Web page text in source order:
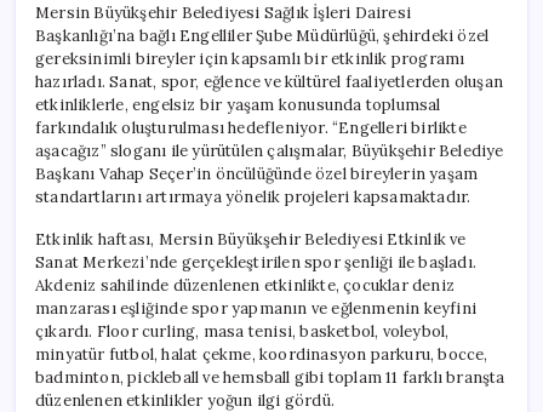
Mersin Büyükşehir Belediyesi Sağlık İşleri Dairesi
Başkanlığı’na bağlı Engelliler Şube Müdürlüğü, şehirdeki özel
gereksinimli bireyler için kapsamlı bir etkinlik programı
hazırladı. Sanat, spor, eğlence ve kültürel faaliyetlerden oluşan
etkinliklerle, engelsiz bir yaşam konusunda toplumsal
farkındalık oluşturulması hedefleniyor. “Engelleri birlikte
aşacağız” sloganı ile yürütülen çalışmalar, Büyükşehir Belediye
Başkanı Vahap Seçer’in öncülüğünde özel bireylerin yaşam
standartlarını artırmaya yönelik projeleri kapsamaktadır.
Etkinlik haftası, Mersin Büyükşehir Belediyesi Etkinlik ve
Sanat Merkezi’nde gerçekleştirilen spor şenliği ile başladı.
Akdeniz sahilinde düzenlenen etkinlikte, çocuklar deniz
manzarası eşliğinde spor yapmanın ve eğlenmenin keyfini
çıkardı. Floor curling, masa tenisi, basketbol, voleybol,
minyatür futbol, halat çekme, koordinasyon parkuru, bocce,
badminton, pickleball ve hemsball gibi toplam 11 farklı branşta
düzenlenen etkinlikler yoğun ilgi gördü.